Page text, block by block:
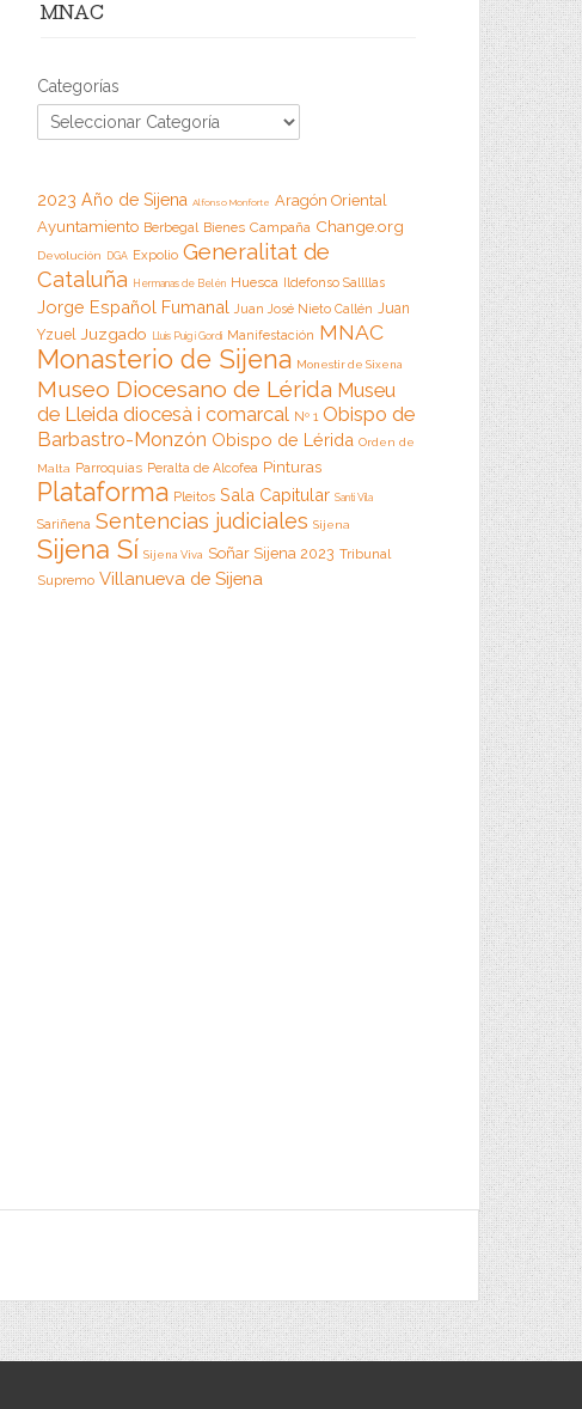
MNAC
Categorías
2023 Año de Sijena Alfonso Monforte Aragón Oriental
Ayuntamiento Berbegal Bienes Campaña Change.org
Devolución DGA Expolio Generalitat de
Cataluña Hermanas de Belén Huesca Ildefonso Sallllas
Jorge Español Fumanal Juan José Nieto Callén Juan
Yzuel Juzgado Lluis Puig i Gordi Manifestación MNAC
Monasterio de Sijena Monestir de Sixena
Museo Diocesano de Lérida Museu
de Lleida diocesà i comarcal Nº 1 Obispo de
Barbastro-Monzón Obispo de Lérida Orden de
Malta Parroquias Peralta de Alcofea Pinturas
Plataforma Pleitos Sala Capitular Santi Vila
Sariñena Sentencias judiciales Sijena
Sijena Sí Sijena Viva Soñar Sijena 2023 Tribunal
Supremo Villanueva de Sijena